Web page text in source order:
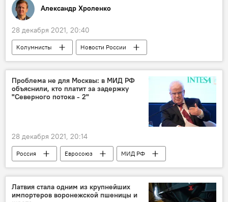
Александр Хроленко
28 декабря 2021, 20:40
Колумнисты
Новости России
Эксперты Sputnik Латвия
Россия
военная техника
Проблема не для Москвы: в МИД РФ
объяснили, кто платит за задержку
"Северного потока - 2"
28 декабря 2021, 20:14
Россия Евросоюз
МИД РФ
Владимир Чижов
газ
"Северный поток - 2" - труба раздора
Новости России
Латвия стала одним из крупнейших
импортеров воронежской пшеницы и